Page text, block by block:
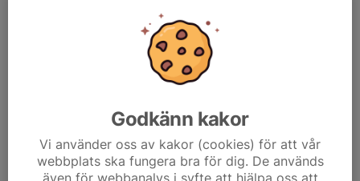
Godkänn kakor
Vi använder oss av kakor (cookies) för att vår
webbplats ska fungera bra för dig. De används
även för webbanalys i syfte att hjälpa oss att